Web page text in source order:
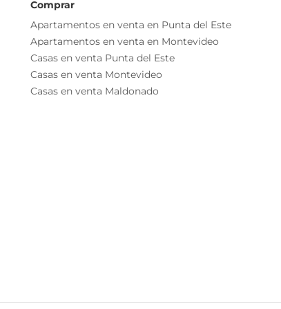
Comprar
Apartamentos en venta en Punta del Este
Apartamentos en venta en Montevideo
Casas en venta Punta del Este
Casas en venta Montevideo
Casas en venta Maldonado